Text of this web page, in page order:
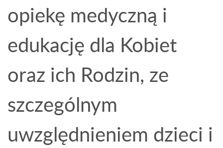
opiekę medyczną i
edukację dla Kobiet
oraz ich Rodzin, ze
szczególnym
uwzględnieniem dzieci i